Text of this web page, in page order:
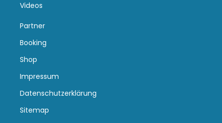
Videos
Partner
Booking
Shop
Impressum
Datenschutzerklärung
Sitemap